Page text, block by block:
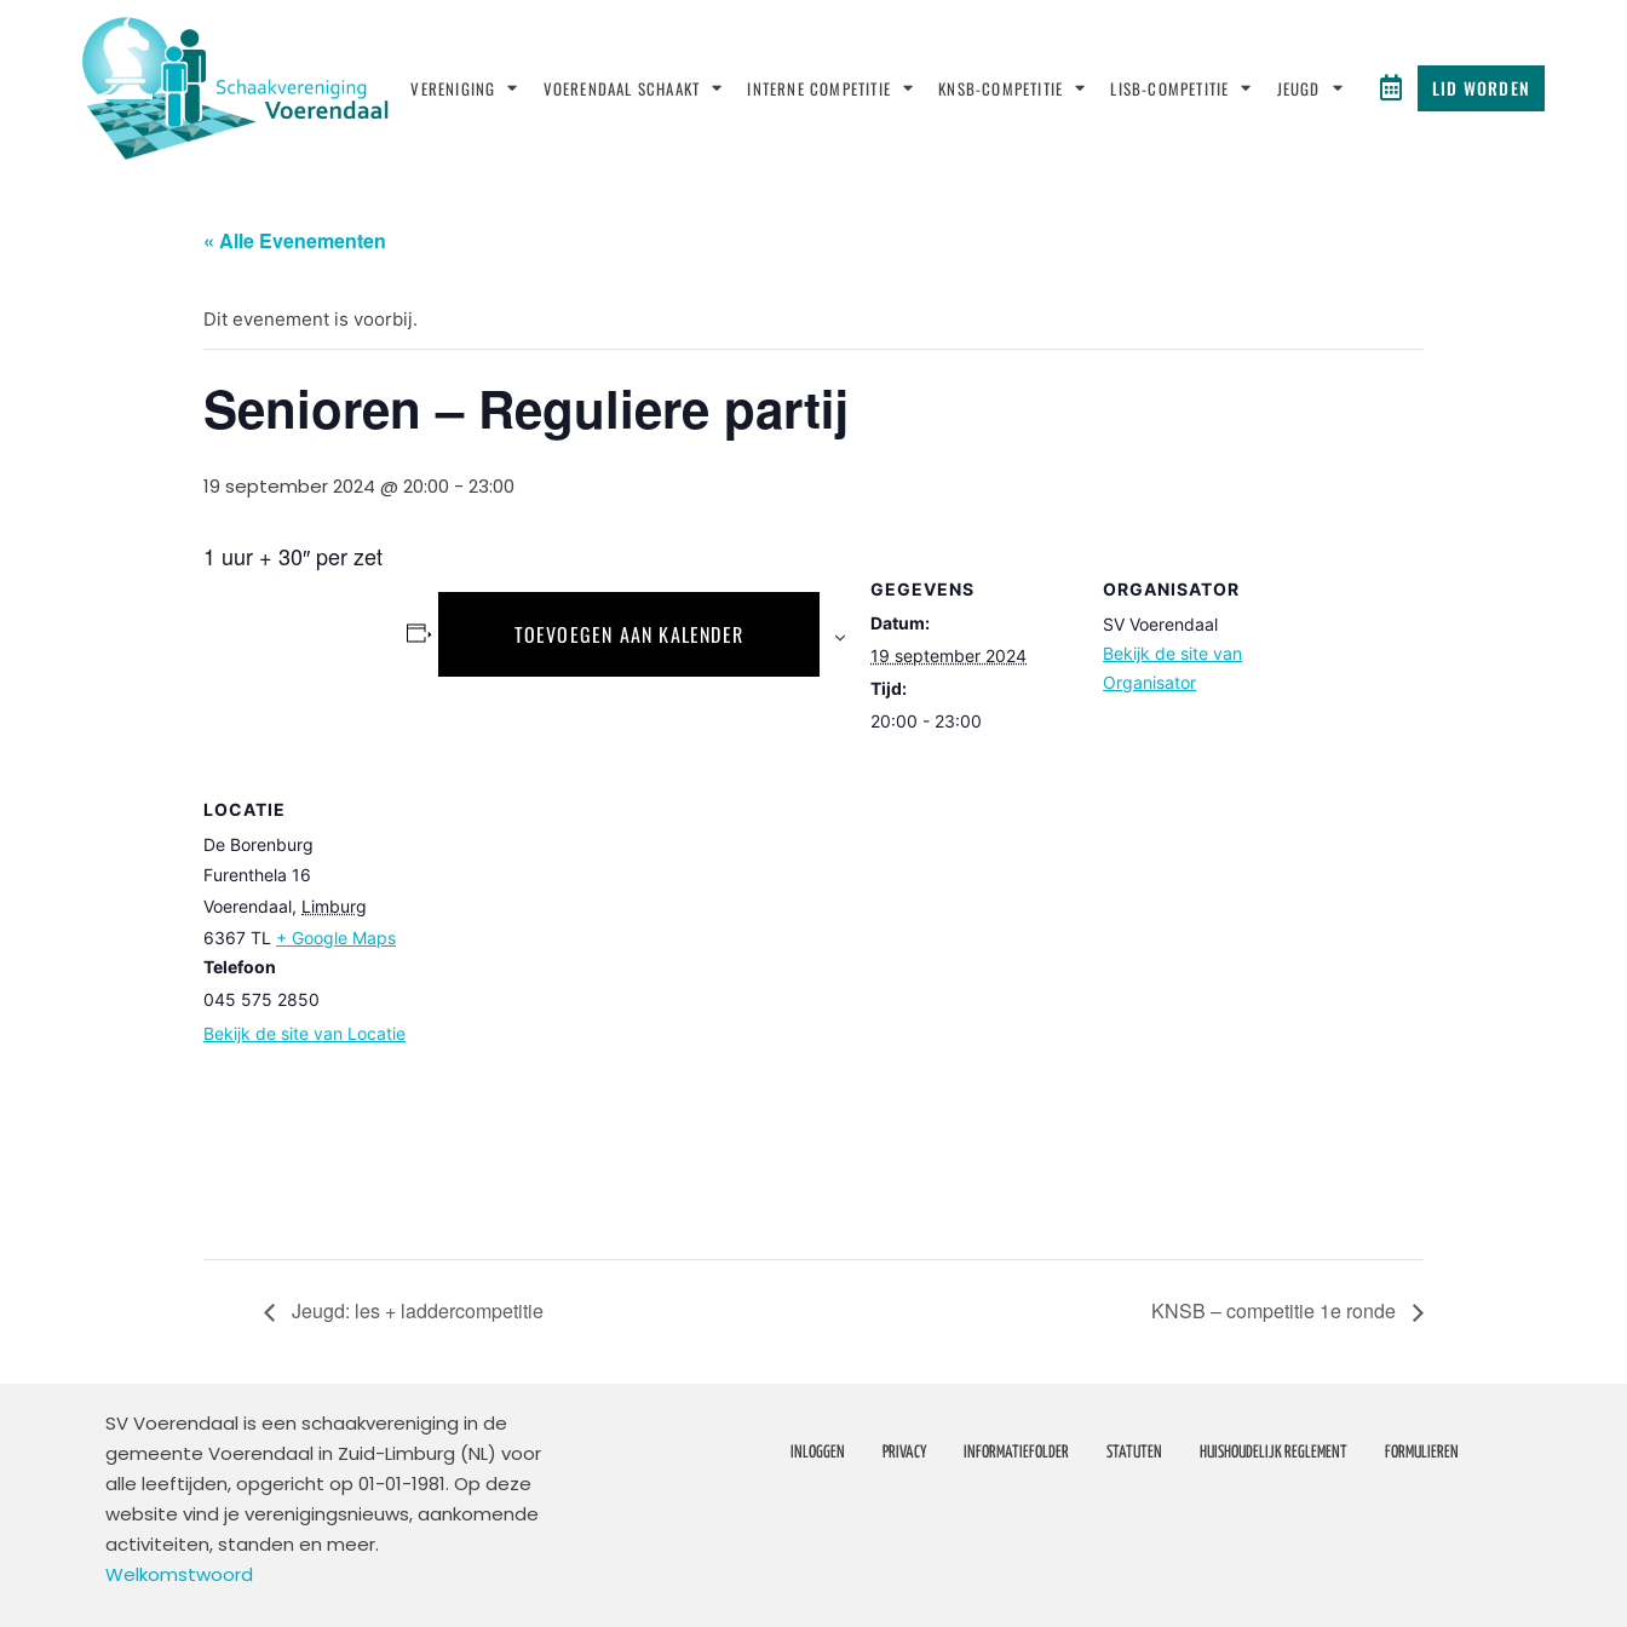
VERENIGING VOERENDAAL SCHAAKT INTERNE COMPETITIE KNSB-COMPETITIE LISB-COMPETITIE JEUGD LID WORDEN
« Alle Evenementen
Dit evenement is voorbij.
Senioren – Reguliere partij
19 september 2024 @ 20:00 - 23:00
1 uur + 30″ per zet
TOEVOEGEN AAN KALENDER
GEGEVENS
Datum:
19 september 2024
Tijd:
20:00 - 23:00
ORGANISATOR
SV Voerendaal
Bekijk de site van
Organisator
LOCATIE
De Borenburg
Furenthela 16
Voerendaal, Limburg
6367 TL + Google Maps
Telefoon
045 575 2850
Bekijk de site van Locatie
Jeugd: les + laddercompetitie KNSB – competitie 1e ronde
SV Voerendaal is een schaakvereniging in de
gemeente Voerendaal in Zuid-Limburg (NL) voor
alle leeftijden, opgericht op 01-01-1981. Op deze
website vind je verenigingsnieuws, aankomende
activiteiten, standen en meer.
Welkomstwoord
INLOGGEN PRIVACY INFORMATIEFOLDER STATUTEN HUISHOUDELIJK REGLEMENT FORMULIEREN